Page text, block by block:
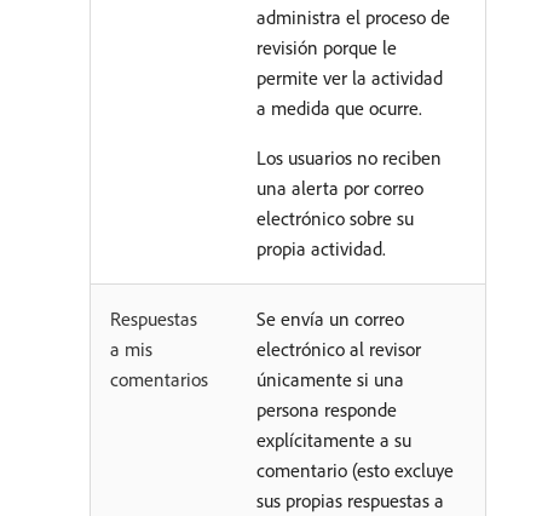
administra el proceso de
revisión porque le
permite ver la actividad
a medida que ocurre.
Los usuarios no reciben
una alerta por correo
electrónico sobre su
propia actividad.
Respuestas
a mis
comentarios
Se envía un correo
electrónico al revisor
únicamente si una
persona responde
explícitamente a su
comentario (esto excluye
sus propias respuestas a